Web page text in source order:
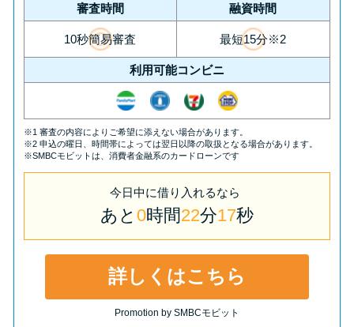
審査時間 融資時間
10秒簡易審査 最短15分※2
利用可能コンビニ
※1 審査の内容によりご希望に添えない場合があります。
※2 申込の曜日、時間帯によっては翌日以降の取扱となる場合があります。
※SMBCモビットは、消費者金融系のカードローンです
今日中に借り入れるなら
あと 0時間22分16秒
詳しくはこちら
Promotion by SMBCモビット